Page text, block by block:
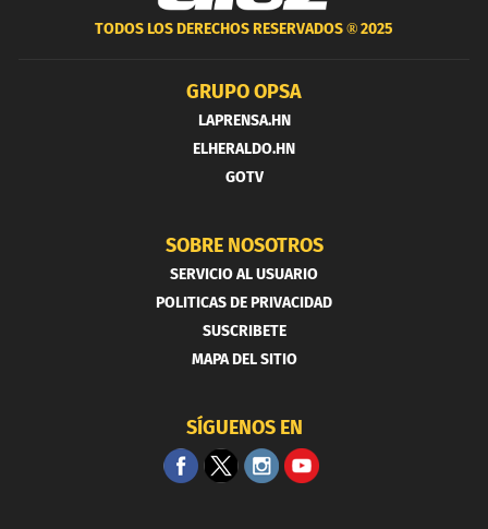
TODOS LOS DERECHOS RESERVADOS ®2025
GRUPO OPSA
LAPRENSA.HN
ELHERALDO.HN
GOTV
SOBRE NOSOTROS
SERVICIO AL USUARIO
POLITICAS DE PRIVACIDAD
SUSCRIBETE
MAPA DEL SITIO
SÍGUENOS EN